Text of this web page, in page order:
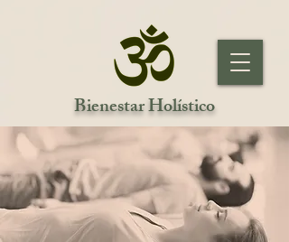
Bienestar Holístico